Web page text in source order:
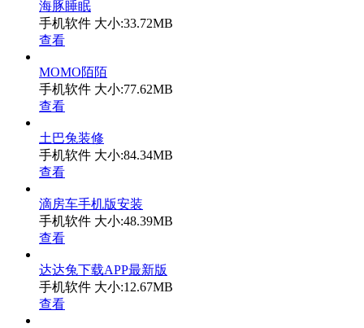
海豚睡眠
手机软件 大小:33.72MB
查看
MOMO陌陌
手机软件 大小:77.62MB
查看
土巴兔装修
手机软件 大小:84.34MB
查看
滴房车手机版安装
手机软件 大小:48.39MB
查看
达达兔下载APP最新版
手机软件 大小:12.67MB
查看